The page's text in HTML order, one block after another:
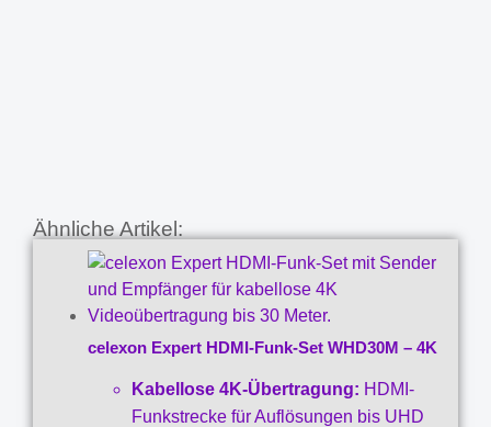
Ähnliche Artikel:
celexon Expert HDMI-Funk-Set WHD30M – 4K
Kabellose 4K-Übertragung: HDMI-
Funkstrecke für Auflösungen bis UHD